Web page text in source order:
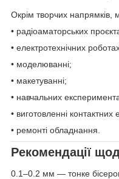
Окрім творчих напрямків,
• радіоаматорських
• електротехнічних
• моделюванні;
• макетуванні;
• навчальних
• виготовленні контактних
• ремонті обладнання.
Рекомендації
0.1–0.2 мм — тонке